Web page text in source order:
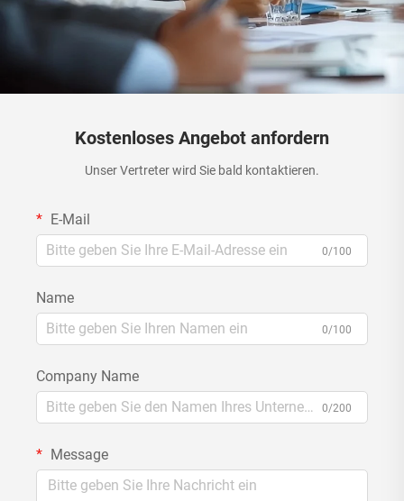
Kostenloses Angebot anfordern
Unser Vertreter wird Sie bald kontaktieren.
E-Mail
0/100
Name
0/100
Company Name
0/200
Message